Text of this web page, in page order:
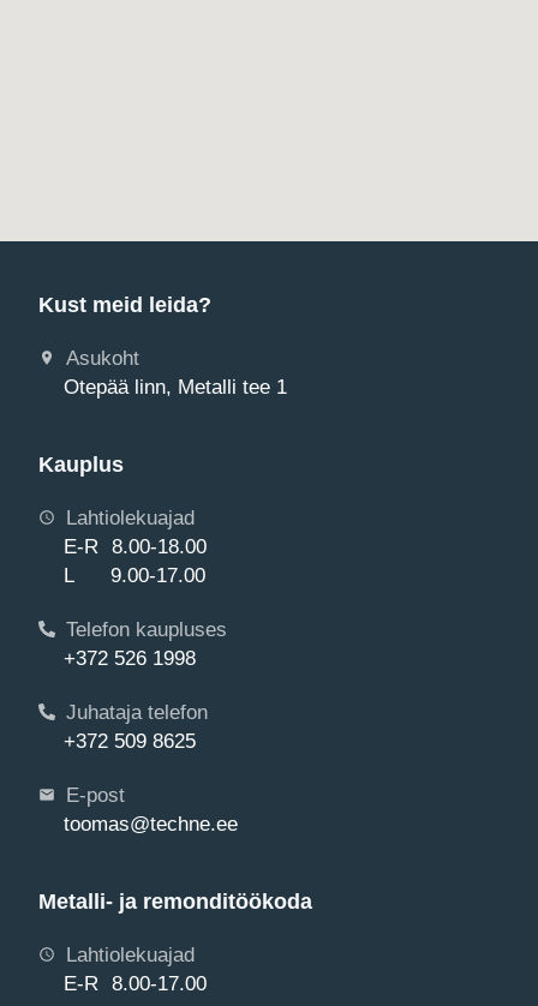
Kust meid leida?
Asukoht
Otepää linn, Metalli tee 1
Kauplus
Lahtiolekuajad
E-R 8.00-18.00
L 9.00-17.00
Telefon kaupluses
+372 526 1998
Juhataja telefon
+372 509 8625
E-post
toomas@techne.ee
Metalli- ja remonditöökoda
Lahtiolekuajad
E-R 8.00-17.00